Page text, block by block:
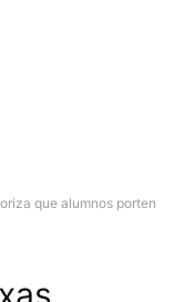
que alumnos porten